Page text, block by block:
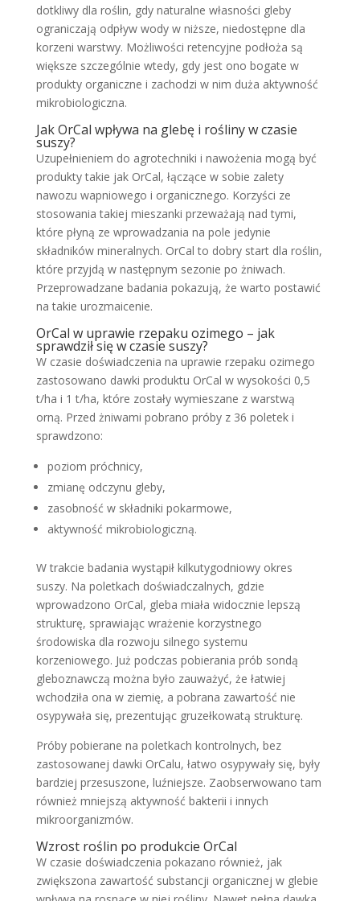
dotkliwy dla roślin, gdy naturalne własności gleby
ograniczają odpływ wody w niższe, niedostępne dla
korzeni warstwy. Możliwości retencyjne podłoża są
większe szczególnie wtedy, gdy jest ono bogate w
produkty organiczne i zachodzi w nim duża aktywność
mikrobiologiczna.
Jak OrCal wpływa na glebę i rośliny w czasie
suszy?
Uzupełnieniem do agrotechniki i nawożenia mogą być
produkty takie jak OrCal, łączące w sobie zalety
nawozu wapniowego i organicznego. Korzyści ze
stosowania takiej mieszanki przeważają nad tymi,
które płyną ze wprowadzania na pole jedynie
składników mineralnych. OrCal to dobry start dla roślin,
które przyjdą w następnym sezonie po żniwach.
Przeprowadzane badania pokazują, że warto postawić
na takie urozmaicenie.
OrCal w uprawie rzepaku ozimego – jak
sprawdził się w czasie suszy?
W czasie doświadczenia na uprawie rzepaku ozimego
zastosowano dawki produktu OrCal w wysokości 0,5
t/ha i 1 t/ha, które zostały wymieszane z warstwą
orną. Przed żniwami pobrano próby z 36 poletek i
sprawdzono:
poziom próchnicy,
zmianę odczynu gleby,
zasobność w składniki pokarmowe,
aktywność mikrobiologiczną.
W trakcie badania wystąpił kilkutygodniowy okres
suszy. Na poletkach doświadczalnych, gdzie
wprowadzono OrCal, gleba miała widocznie lepszą
strukturę, sprawiając wrażenie korzystnego
środowiska dla rozwoju silnego systemu
korzeniowego. Już podczas pobierania prób sondą
gleboznawczą można było zauważyć, że łatwiej
wchodziła ona w ziemię, a pobrana zawartość nie
osypywała się, prezentując gruzełkowatą strukturę.
Próby pobierane na poletkach kontrolnych, bez
zastosowanej dawki OrCalu, łatwo osypywały się, były
bardziej przesuszone, luźniejsze. Zaobserwowano tam
również mniejszą aktywność bakterii i innych
mikroorganizmów.
Wzrost roślin po produkcie OrCal
W czasie doświadczenia pokazano również, jak
zwiększona zawartość substancji organicznej w glebie